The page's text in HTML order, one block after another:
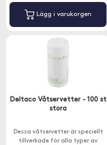
Lägg i varukorgen
Deltaco Våtservetter - 100 st
stora
Dessa våtservetter är speciellt
tillverkade för alla typer av